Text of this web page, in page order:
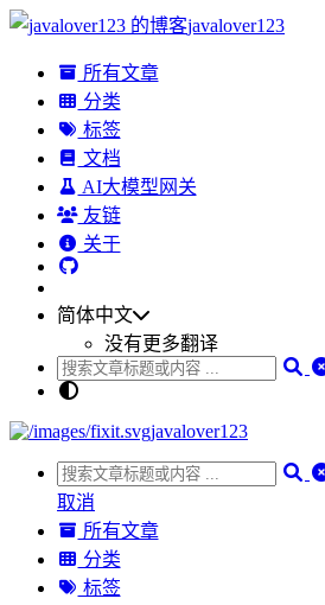
javalover123
所有文章
分类
标签
文档
AI大模型网关
友链
关于
简体中文
没有更多翻译
javalover123
取消
所有文章
分类
标签